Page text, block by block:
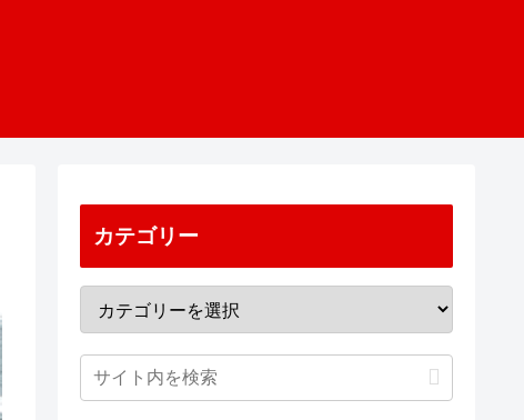
カテゴリー